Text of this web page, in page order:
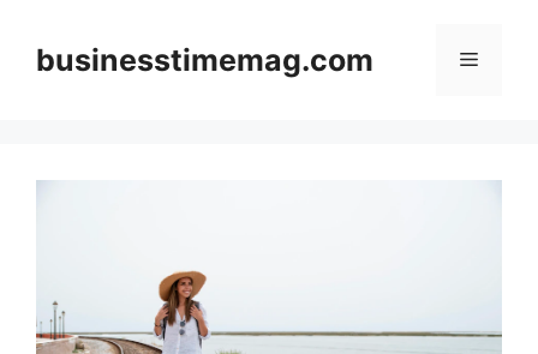
contentbusinesstimemag.com Menu